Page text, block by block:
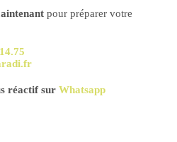
pour préparer votre
réactif sur Whatsapp